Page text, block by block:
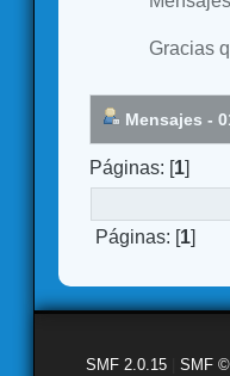
Gracias
Mensajes -
Páginas: [1]
Páginas: [1]
SMF 2.0.15 SMF